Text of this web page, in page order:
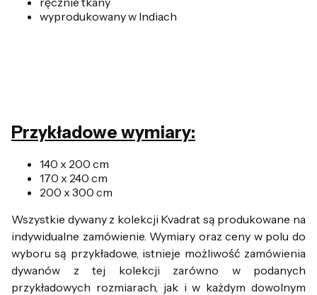
wyprodukowany w Indiach
Przykładowe wymiary:
140 x 200 cm
170 x 240 cm
200 x 300 cm
Wszystkie dywany z kolekcji Kvadrat są produkowane na
indywidualne zamówienie. Wymiary oraz ceny w polu do
wyboru są przykładowe, istnieje możliwość zamówienia
dywanów z tej kolekcji zarówno w podanych
przykładowych rozmiarach, jak i w każdym dowolnym